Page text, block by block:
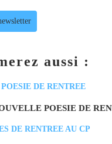
aussi :
POESIE DE